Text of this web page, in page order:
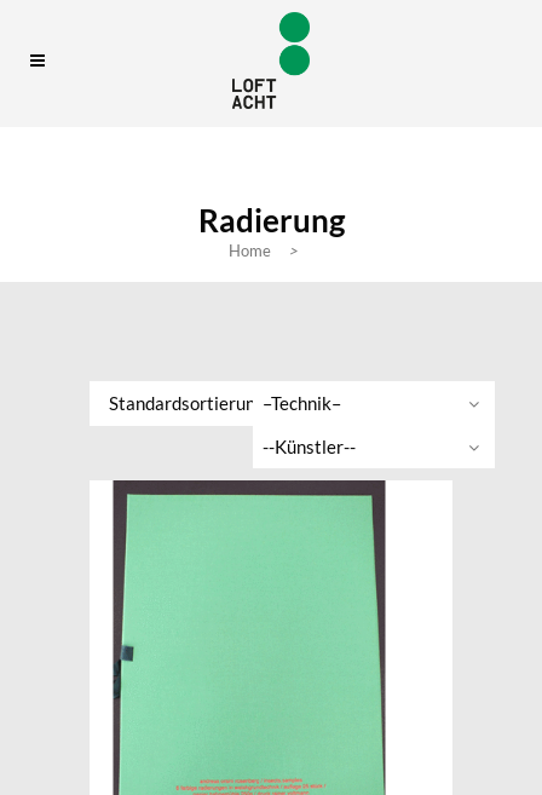
Radierung
Home >
Standardsortierung–Technik–
--Künstler--